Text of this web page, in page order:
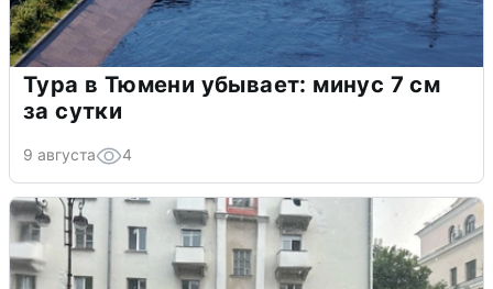
Тура в Тюмени убывает: минус 7 см
за сутки
9 августа 4